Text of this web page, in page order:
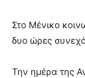
Στο Μένικο
δυο ώρες
Την ημέρα της